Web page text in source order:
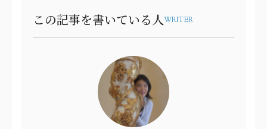
この記事を書いている人WRITER